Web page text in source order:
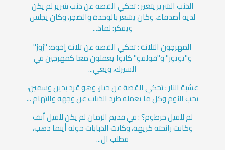
الذئب الشرير يتغير : تحكي القصة عن ذئب شرير لم يكن
لديه أصدقاء، وكان يشعر بالوحدة والضجر، وكان يجلس
ويفكر: لماذ...
المهرجون الثلاثة : تحكي القصة عن ثلاثة إخوة: "زوز"
و"توتور" و"فولفو" كانوا يعملون معا كمهرجين في
السيرك، ويعي...
عشبة النار : تحكي القصة عن حيار، وهو قرد بدين وسمين،
يحب النوم وكل ما يعمله طرد الذباب عن وجهه والتهام ...
لم للفيل خرطوم؟ : في قديم الزمان لم يكن للفيل أنف
وكانت رائحته كريهة، وكانت الذبابات حوله أينما ذهب،
فطلب ال...